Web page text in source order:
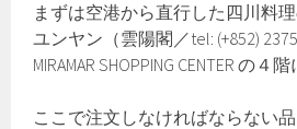
まずは空港から直行した四川料理
ユンヤン（雲陽閣／tel: (+852)
MIRAMAR SHOPPING CENTER の４
ここで注文しなければならない